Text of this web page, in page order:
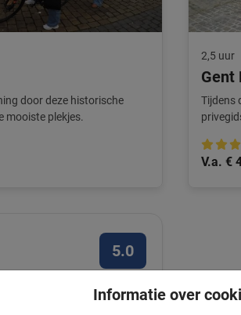
Informatie over
door deze historische
mooiste plekjes.
2,5 uur
Gent
Tijdens
V.a. €
5.0